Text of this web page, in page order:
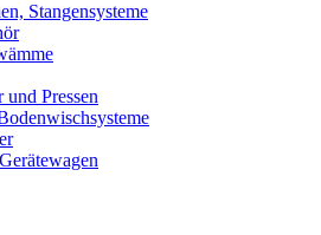
Stangensysteme
Pressen